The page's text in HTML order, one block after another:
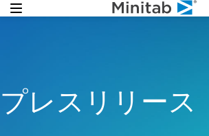
プレスリリース